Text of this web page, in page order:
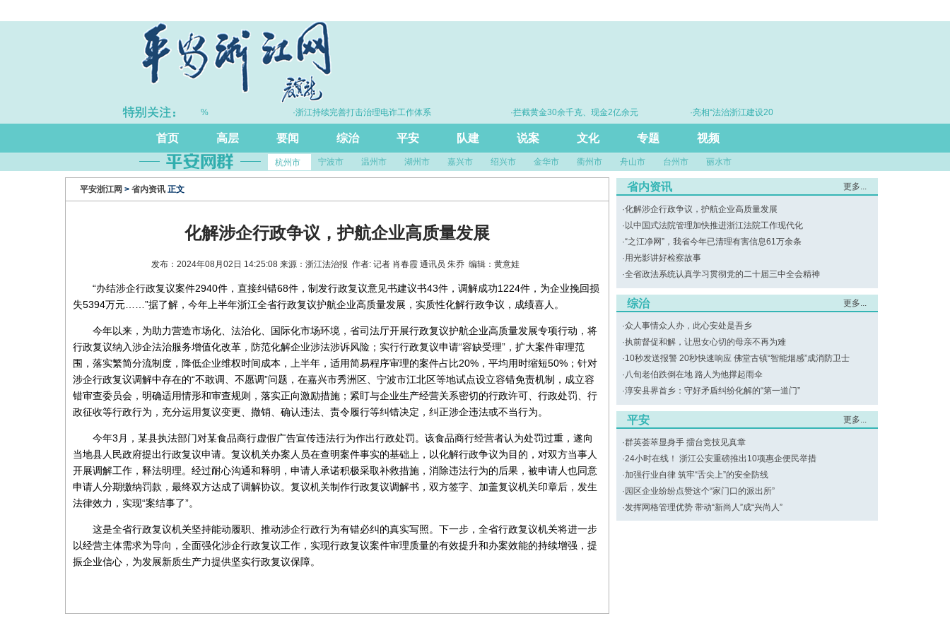
·上半年浙江GDP同比增长5.7% ·浙江持续完善打击治理电诈工作体系 ·拦截黄金30余千克、现金2亿余元
·亮相“法治浙江建设20年”主题展 浙江打造的这把“标
首页 高层 要闻 综治 平安 队建 说案 文化 专题 视频
杭州市 宁波市 温州市 湖州市 嘉兴市 绍兴市 金华市 衢州市 舟山市 台州市 丽水市
平安浙江网 > 省内资讯 正文
化解涉企行政争议，护航企业高质量发展
发布：2024年08月02日 14:25:08 来源：浙江法治报 作者: 记者 肖春霞 通讯员 朱乔 编辑：黄意娃
“办结涉企行政复议案件2940件，直接纠错68件，制发行政复议意见书建议书43件，调解成功1224件，为企业挽回损
失5394万元……”据了解，今年上半年浙江全省行政复议护航企业高质量发展，实质性化解行政争议，成绩喜人。
今年以来，为助力营造市场化、法治化、国际化市场环境，省司法厅开展行政复议护航企业高质量发展专项行动，将
行政复议纳入涉企法治服务增值化改革，防范化解企业涉法涉诉风险；实行行政复议申请“容缺受理”，扩大案件审理范
围，落实繁简分流制度，降低企业维权时间成本，上半年，适用简易程序审理的案件占比20%，平均用时缩短50%；针对
涉企行政复议调解中存在的“不敢调、不愿调”问题，在嘉兴市秀洲区、宁波市江北区等地试点设立容错免责机制，成立容
错审查委员会，明确适用情形和审查规则，落实正向激励措施；紧盯与企业生产经营关系密切的行政许可、行政处罚、行
政征收等行政行为，充分运用复议变更、撤销、确认违法、责令履行等纠错决定，纠正涉企违法或不当行为。
今年3月，某县执法部门对某食品商行虚假广告宣传违法行为作出行政处罚。该食品商行经营者认为处罚过重，遂向
当地县人民政府提出行政复议申请。复议机关办案人员在查明案件事实的基础上，以化解行政争议为目的，对双方当事人
开展调解工作，释法明理。经过耐心沟通和释明，申请人承诺积极采取补救措施，消除违法行为的后果，被申请人也同意
申请人分期缴纳罚款，最终双方达成了调解协议。复议机关制作行政复议调解书，双方签字、加盖复议机关印章后，发生
法律效力，实现“案结事了”。
这是全省行政复议机关坚持能动履职、推动涉企行政行为有错必纠的真实写照。下一步，全省行政复议机关将进一步
以经营主体需求为导向，全面强化涉企行政复议工作，实现行政复议案件审理质量的有效提升和办案效能的持续增强，提
振企业信心，为发展新质生产力提供坚实行政复议保障。
省内资讯 更多...
·化解涉企行政争议，护航企业高质量发展
· 以中国式法院管理加快推进浙江法院工作现代化
·“之江净网”，我省今年已清理有害信息61万余条
·用光影讲好检察故事
·全省政法系统认真学习贯彻党的二十届三中全会精神
综治 更多...
·众人事情众人办，此心安处是吾乡
·执前督促和解，让思女心切的母亲不再为难
·10秒发送报警 20秒快速响应 佛堂古镇“智能烟感”成消防卫士
·八旬老伯跌倒在地 路人为他撑起雨伞
·淳安县界首乡：守好矛盾纠纷化解的“第一道门”
平安 更多...
·群英荟萃显身手 擂台竞技见真章
·24小时在线！ 浙江公安重磅推出10项惠企便民举措
·加强行业自律 筑牢“舌尖上”的安全防线
· 园区企业纷纷点赞这个“家门口的派出所”
·发挥网格管理优势 带动“新尚人”成“兴尚人”